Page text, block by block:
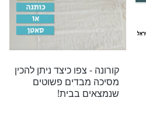
הקורונה